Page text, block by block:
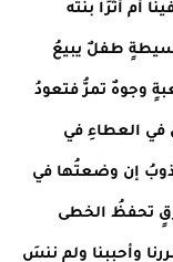
أم أثرًا بنتْه
بسيطةٍ طفلٌ يبيعُ
وجوهٌ تمرُّ فتعودُ
في العطاءِ في
إن وضعتُها في
تحفظُ الخطى
وأحببنا ولم ننسَ